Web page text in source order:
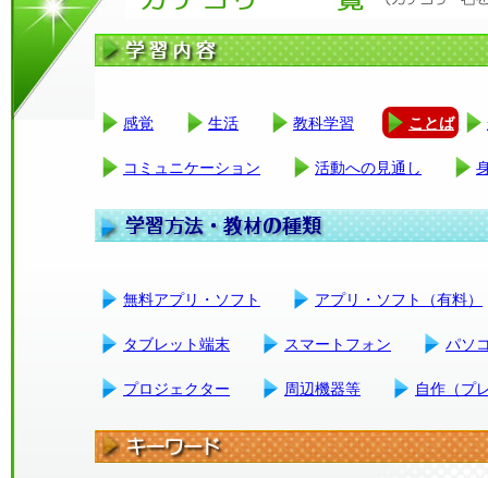
感覚 生活 教科学習 ことば
コミュニケーション 活動への見通し
無料アプリ・ソフト アプリ・ソフト（有料）
タブレット端末 スマートフォン パソ
プロジェクター 周辺機器等 自作（プ